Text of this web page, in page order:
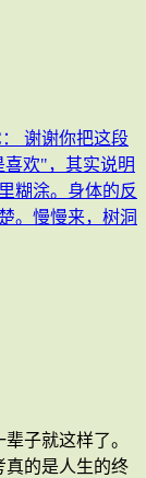
谢谢你把这段
欢"，其实说明
糊涂。身体的反
。慢慢来，树洞
子就这样了。
真的是人生的终